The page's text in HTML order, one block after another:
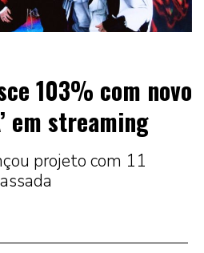
103% com novo
em streaming
projeto com 11